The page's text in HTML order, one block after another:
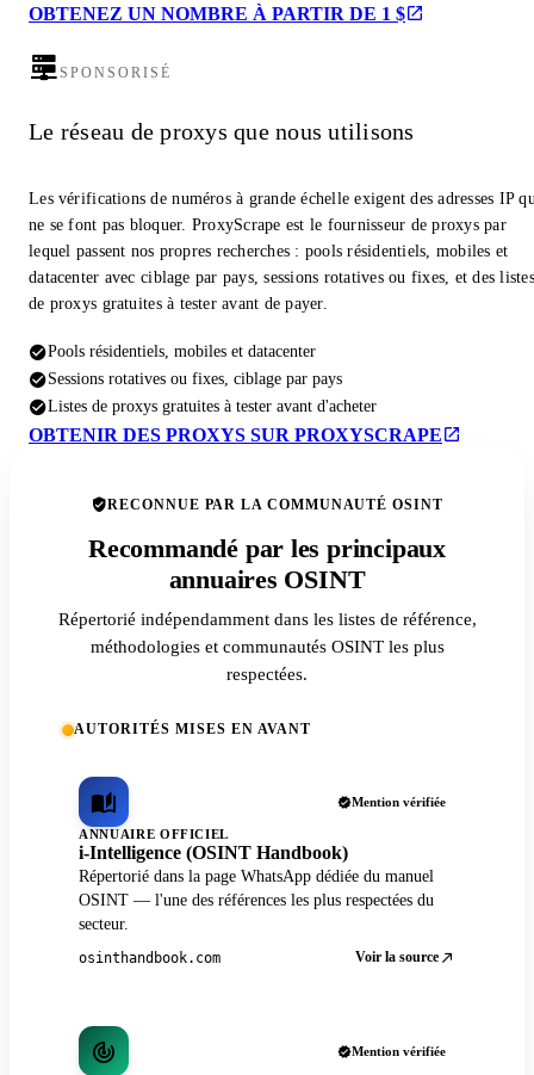
OBTENEZ UN NOMBRE À PARTIR DE 1 $
SPONSORISÉ
Le réseau de proxys que nous utilisons
Les vérifications de numéros à grande échelle exigent des adresses IP
ne se font pas bloquer. ProxyScrape est le fournisseur de proxys par
lequel passent nos propres recherches : pools résidentiels, mobiles et
datacenter avec ciblage par pays, sessions rotatives ou fixes, et des listes
de proxys gratuites à tester avant de payer.
Pools résidentiels, mobiles et datacenter
Sessions rotatives ou fixes, ciblage par pays
Listes de proxys gratuites à tester avant d'acheter
OBTENIR DES PROXYS SUR PROXYSCRAPE
RECONNUE PAR LA COMMUNAUTÉ OSINT
Recommandé par les principaux
annuaires OSINT
Répertorié indépendamment dans les listes de référence,
méthodologies et communautés OSINT les plus
respectées.
AUTORITÉS MISES EN AVANT
Mention vérifiée
ANNUAIRE OFFICIEL
i-Intelligence (OSINT Handbook)
Répertorié dans la page WhatsApp dédiée du manuel
OSINT — l'une des références les plus respectées du
secteur.
osinthandbook.com Voir la source
Mention vérifiée